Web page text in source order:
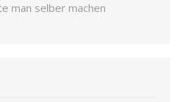
man selber machen